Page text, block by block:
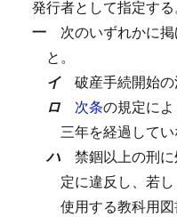
発行者として指定する
一 次のいずれかに
と。
イ 破産手続開始
ロ 次条の規定に
三年を経過して
ハ 禁錮以上の刑
定に違反し、若
使用する教科用